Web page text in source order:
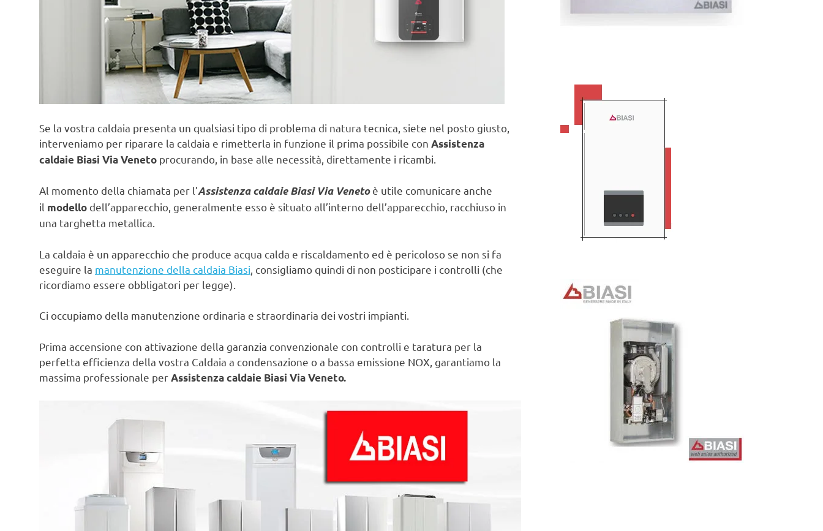
Se la vostra caldaia presenta un qualsiasi tipo di problema di natura tecnica, siete nel posto giusto,
interveniamo per riparare la caldaia e rimetterla in funzione il prima possibile con Assistenza
caldaie Biasi Via Veneto procurando, in base alle necessità, direttamente i ricambi.
Al momento della chiamata per l’Assistenza caldaie Biasi Via Venetoè utile comunicare anche
il modello dell’apparecchio, generalmente esso è situato all’interno dell’apparecchio, racchiuso in
una targhetta metallica.
La caldaia è un apparecchio che produce acqua calda e riscaldamento ed è pericoloso se non si fa
eseguire la manutenzione della caldaia Biasi , consigliamo quindi di non posticipare i controlli (che
ricordiamo essere obbligatori per legge).
Ci occupiamo della manutenzione ordinaria e straordinaria dei vostri impianti.
Prima accensione con attivazione della garanzia convenzionale con controlli e taratura per la
perfetta efficienza della vostra Caldaia a condensazione o a bassa emissione NOX, garantiamo la
massima professionale perAssistenza caldaie Biasi Via Veneto.